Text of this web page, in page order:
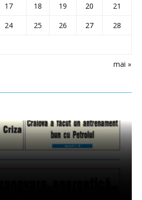
mai »
17 18 19 20
21
24 25 26 27
28